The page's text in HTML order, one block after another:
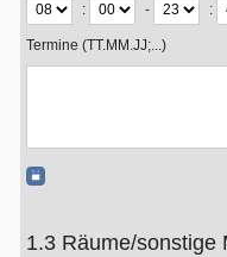
:
- :
Termine (TT.MM.JJ;...)
1.3 Räume/